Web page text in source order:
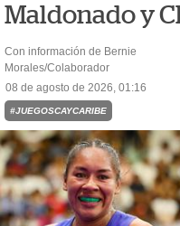
Maldonado y
Con información de Bernie
Morales/Colaborador
08 de agosto de 2026, 01:16
#JUEGOSCAYCARIBE